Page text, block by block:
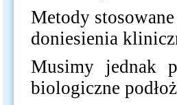
Metody
doniesienia
Musimy jednak
biologiczne